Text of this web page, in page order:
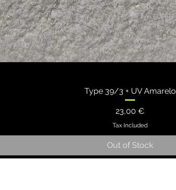
Type 39/3 + UV Amarelo
Price
23,00 €
Tax Included
Out of Stock